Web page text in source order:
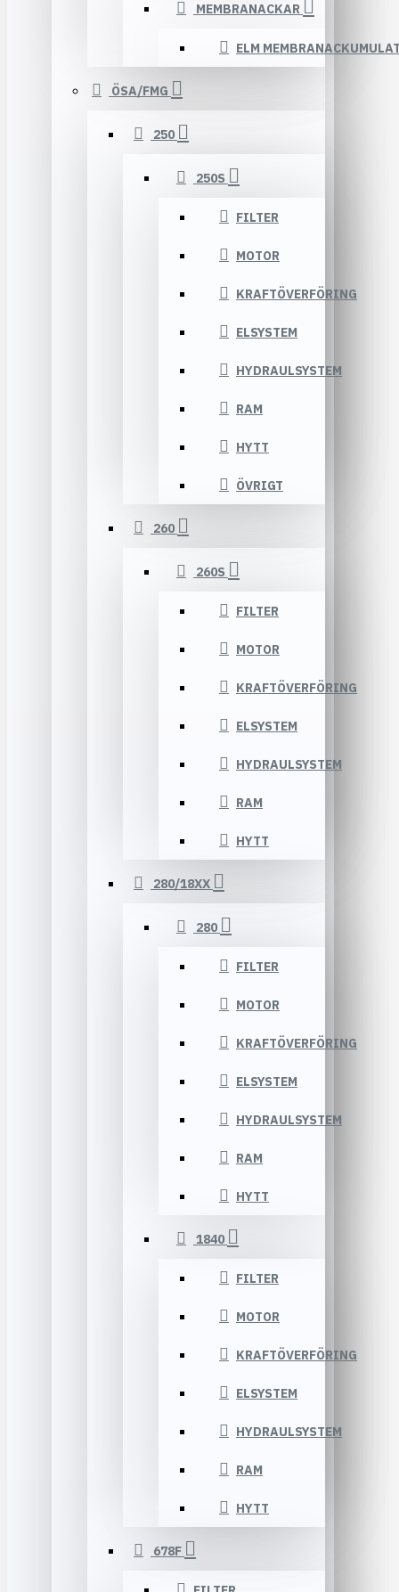
MEMBRANACKAR
ELM
ÖSA/FMG
250
250S
FILTER
MOTOR
KRAFTÖVERFÖRING
ELSYSTEM
HYDRAULSYSTEM
RAM
HYTT
ÖVRIGT
260
260S
FILTER
MOTOR
KRAFTÖVERFÖRING
ELSYSTEM
HYDRAULSYSTEM
RAM
HYTT
280/18XX
280
FILTER
MOTOR
KRAFTÖVERFÖRING
ELSYSTEM
HYDRAULSYSTEM
RAM
HYTT
1840
FILTER
MOTOR
KRAFTÖVERFÖRING
ELSYSTEM
HYDRAULSYSTEM
RAM
HYTT
678F